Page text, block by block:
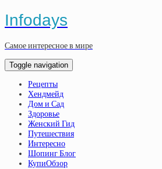
Infodays
Самое интересное в мире
Toggle navigation
Рецепты
Хендмейд
Дом и Сад
Здоровье
Женский Гид
Путешествия
Интересно
Шопинг Блог
КупиОбзор